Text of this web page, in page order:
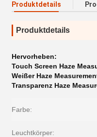
Produktdetails
Produktdetails
Hervorheben:
Touch Screen Haze
Weißer Haze
Transparenz Haze
Farbe:
Leuchtkörper: